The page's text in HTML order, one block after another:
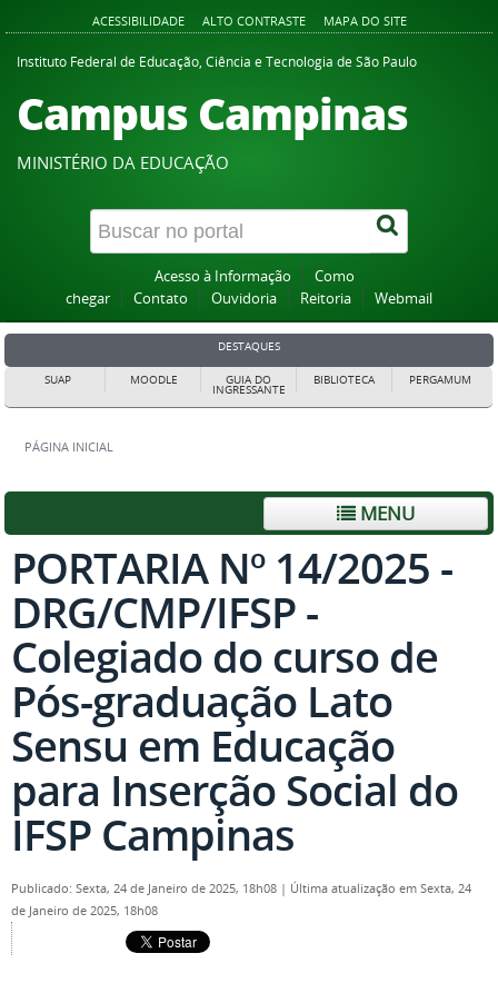
ACESSIBILIDADE ALTO CONTRASTE MAPA DO SITE
Instituto Federal de Educação, Ciência e Tecnologia de São Paulo
Campus Campinas
MINISTÉRIO DA EDUCAÇÃO
Acesso à Informação
Como
chegar
Contato Ouvidoria Reitoria Webmail
DESTAQUES
SUAP MOODLE GUIA DO
INGRESSANTE
BIBLIOTECA PERGAMUM
PÁGINA INICIAL
MENU
PORTARIA Nº 14/2025 -
DRG/CMP/IFSP -
Colegiado do curso de
Pós-graduação Lato
Sensu em Educação
para Inserção Social do
IFSP Campinas
Publicado: Sexta, 24 de Janeiro de 2025, 18h08 | Última atualização em Sexta, 24
de Janeiro de 2025, 18h08